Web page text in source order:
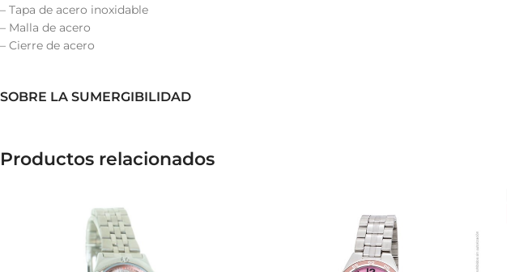
– Tapa de acero inoxidable
– Malla de acero
– Cierre de acero
SOBRE LA SUMERGIBILIDAD
Productos relacionados